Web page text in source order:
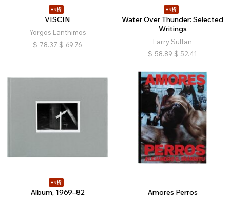
89折
VISCIN
Yorgos Lanthimos
$ 78.37 $ 69.76
89折
Water Over Thunder: Selected
Writings
Larry Sultan
$ 58.89 $ 52.41
89折
Album, 1969–82 Amores Perros